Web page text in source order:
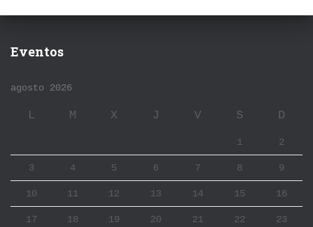
Eventos
agosto 2026
L M X J V S D
1 2
3 4 5 6 7 8 9
10 11 12 13 14 15 16
17 18 19 20 21 22 23